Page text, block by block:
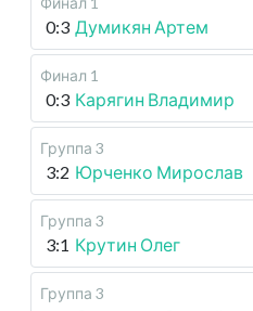
0:3 Думикян Артем
Финал 1
0:3 Карягин Владимир
Группа 3
3:2 Юрченко Мирослав
Группа 3
3:1 Крутин Олег
Группа 3